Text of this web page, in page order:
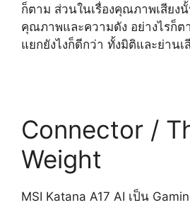
ก็ตาม ส่วนในเรื่องคุณภาพเสียงนั้
คุณภาพและความดัง อย่างไรก็ต
แยกยังไงก็ดีกว่า ทั้งมิติและย่านเ
Connector /
Weight
MSI Katana A17 AI เป็น